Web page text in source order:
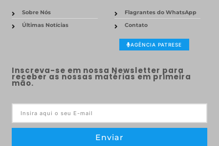
Sobre Nós
Últimas Notícias
Flagrantes do WhatsApp
Contato
AGÊNCIA PATRESE
Inscreva-se em nossa Newsletter para
receber as nossas matérias em primeira
mão.
Enviar